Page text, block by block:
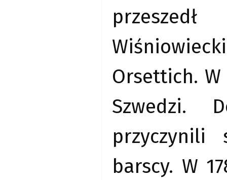
Orsettich.
Szwedzi.
barscy. W